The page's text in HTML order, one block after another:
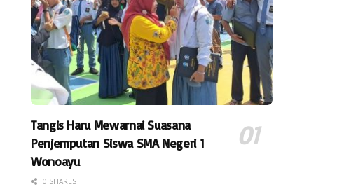
Tangis Haru Mewarnai Suasana
Penjemputan Siswa SMA Negeri 1
Wonoayu
0 SHARES